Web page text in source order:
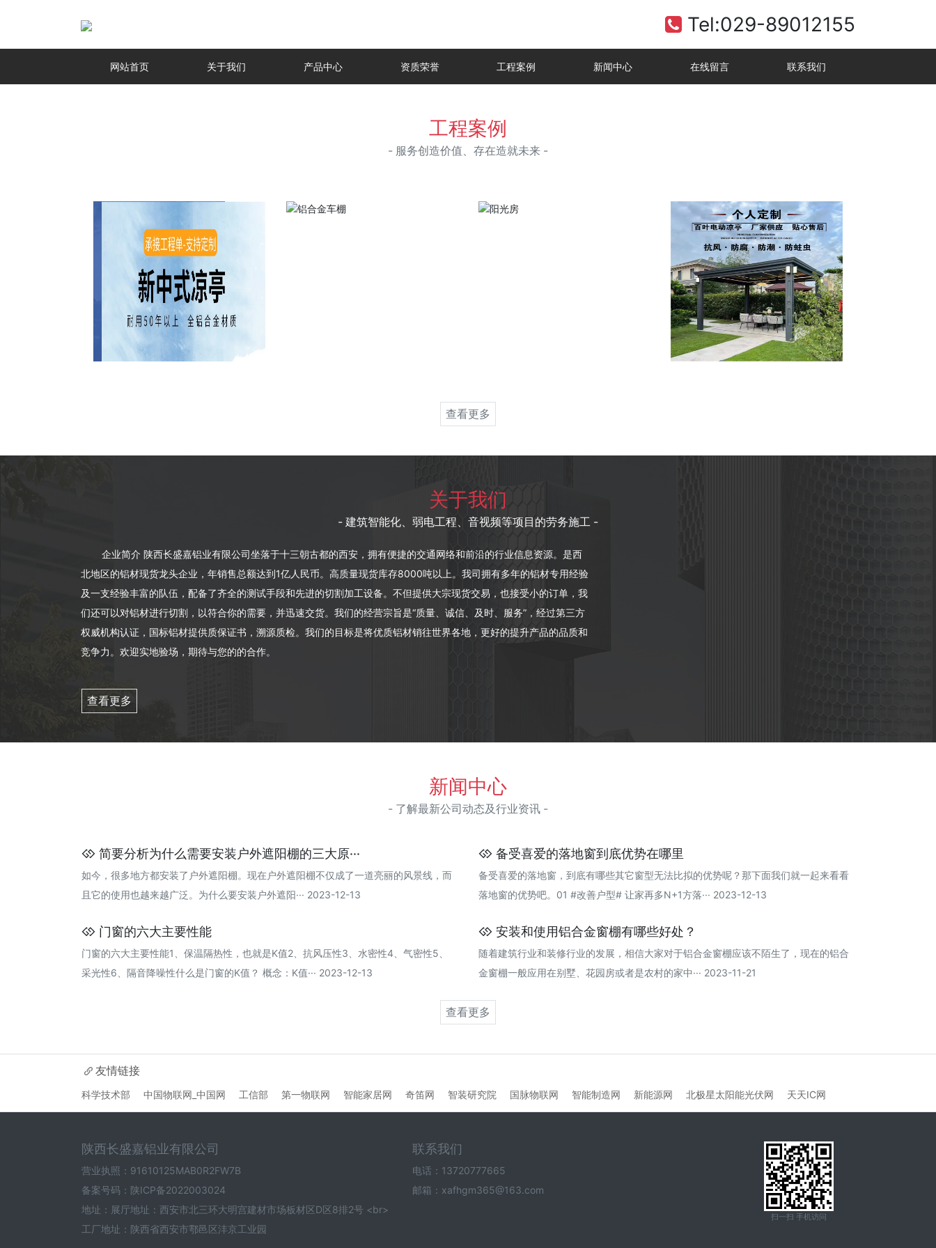
Tel:029-89012155
网站首页 关于我们 产品中心 资质荣誉 工程案例 新闻中心 在线留言 联系我们
工程案例
- 服务创造价值、存在造就未来 -
查看更多
关于我们
- 建筑智能化、弱电工程、音视频等项目的劳务施工 -
企业简介 陕西长盛嘉铝业有限公司坐落于十三朝古都的西安，拥有便捷的交通网络和前沿的行业信息资源。是西
北地区的铝材现货龙头企业，年销售总额达到1亿人民币。高质量现货库存8000吨以上。我司拥有多年的铝材专用经验
及一支经验丰富的队伍，配备了齐全的测试手段和先进的切割加工设备。不但提供大宗现货交易，也接受小的订单，我
们还可以对铝材进行切割，以符合你的需要，并迅速交货。我们的经营宗旨是“质量、诚信、及时、服务”，经过第三方
权威机构认证，国标铝材提供质保证书，溯源质检。我们的目标是将优质铝材销往世界各地，更好的提升产品的品质和
竞争力。欢迎实地验场，期待与您的的合作。
查看更多
新闻中心
- 了解最新公司动态及行业资讯 -
简要分析为什么需要安装户外遮阳棚的三大原···
如今，很多地方都安装了户外遮阳棚。现在户外遮阳棚不仅成了一道亮丽的风景线，而
且它的使用也越来越广泛。为什么要安装户外遮阳··· 2023-12-13
备受喜爱的落地窗到底优势在哪里
备受喜爱的落地窗，到底有哪些其它窗型无法比拟的优势呢？那下面我们就一起来看看
落地窗的优势吧。01 #改善户型# 让家再多N+1方落··· 2023-12-13
门窗的六大主要性能
门窗的六大主要性能1、保温隔热性，也就是K值2、抗风压性3、水密性4、气密性5、
采光性6、隔音降噪性什么是门窗的K值？ 概念：K值··· 2023-12-13
安装和使用铝合金窗棚有哪些好处？
随着建筑行业和装修行业的发展，相信大家对于铝合金窗棚应该不陌生了，现在的铝合
金窗棚一般应用在别墅、花园房或者是农村的家中··· 2023-11-21
查看更多
友情链接
科学技术部 中国物联网_中国网 工信部 第一物联网 智能家居网 奇笛网 智装研究院 国脉物联网 智能制造网 新能源网 北极星太阳能光伏网 天天IC网
陕西长盛嘉铝业有限公司
营业执照：91610125MAB0R2FW7B
备案号码： 陕ICP备2022003024
地址：展厅地址：西安市北三环大明宫建材市场板材区D区8排2号 <br>
工厂地址：陕西省西安市鄠邑区沣京工业园
联系我们
电话：13720777665
邮箱：xafhgm365@163.com
扫一扫 手机访问